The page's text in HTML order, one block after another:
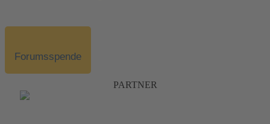
Forumsspende
PARTNER